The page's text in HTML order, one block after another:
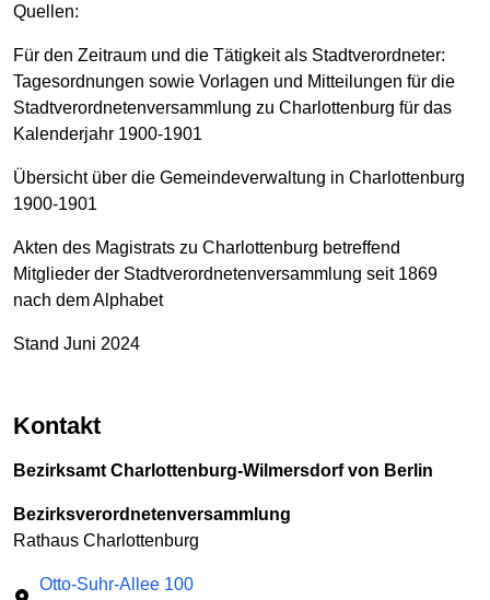
Quellen:
Für den Zeitraum und die Tätigkeit als Stadtverordneter:
Tagesordnungen sowie Vorlagen und Mitteilungen für die
Stadtverordnetenversammlung zu Charlottenburg für das
Kalenderjahr 1900-1901
Übersicht über die Gemeindeverwaltung in Charlottenburg
1900-1901
Akten des Magistrats zu Charlottenburg betreffend
Mitglieder der Stadtverordnetenversammlung seit 1869
nach dem Alphabet
Stand Juni 2024
Kontakt
Bezirksamt Charlottenburg-Wilmersdorf von Berlin
Bezirksverordnetenversammlung
Rathaus Charlottenburg
Otto-Suhr-Allee 100